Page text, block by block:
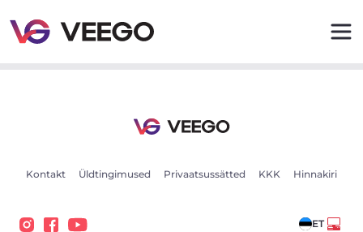
Kontakt Üldtingimused Privaatsussätted KKK Hinnakiri
ET